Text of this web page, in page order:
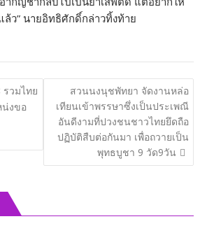
ว” นายอิทธิศักดิ์กล่าวทิ้งท้าย
วมไทย
งขอ
สวนนงนุชพัทยา จัดงานหล่อ
เทียนเข้าพรรษาซึ่งเป็นประเพณี
อันดีงามที่ปวงชนชาวไทยยึดถือ
ปฏิบัติสืบต่อกันมา เพื่อถวายเป็น
พุทธบูชา 9 วัด9วัน